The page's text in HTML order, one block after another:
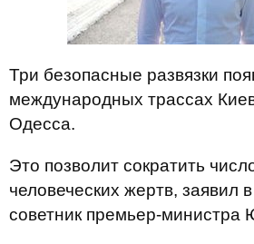
Три безопасные развязки
международных трассах
Одесса.
Это позволит сократить
человеческих жертв, заявил в
советник премьер-министра